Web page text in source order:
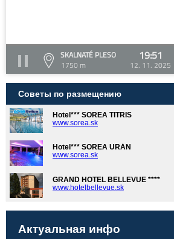
SKALNATÉ PLESO
1750 m
19:51
12. 11. 2025
Советы по размещению
Hotel*** SOREA TITRIS
www.sorea.sk
Hotel*** SOREA URÁN
www.sorea.sk
GRAND HOTEL BELLEVUE ****
www.hotelbellevue.sk
Актуальная инфо